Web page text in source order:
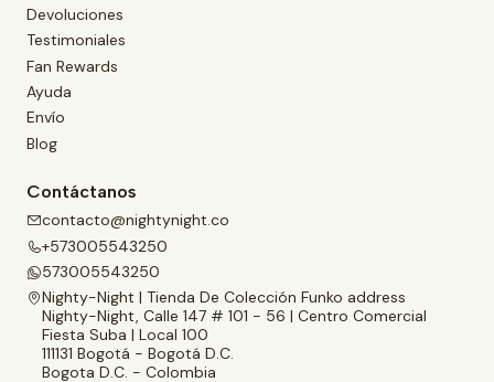
Devoluciones
Testimoniales
Fan Rewards
Ayuda
Envío
Blog
Contáctanos
contacto@nightynight.co
+573005543250
573005543250
Nighty-Night | Tienda De Colección Funko address
Nighty-Night, Calle 147 # 101 - 56 | Centro Comercial
Fiesta Suba | Local 100
111131 Bogotá - Bogotá D.C.
Bogota D.C. - Colombia